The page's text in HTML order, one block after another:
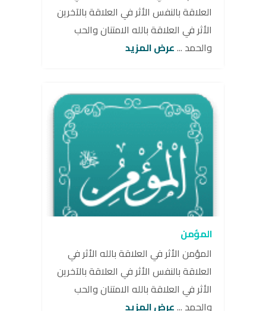
العلاقة بالنفس الأثر في العلاقة بالآخرين
الأثر في العلاقة بالله الامتنان والحب
والحمد ...عرض المزيد
المؤمن
المؤمن الأثر في العلاقة بالله الأثر في
العلاقة بالنفس الأثر في العلاقة بالآخرين
الأثر في العلاقة بالله الامتنان والحب
والحمد ...عرض المزيد